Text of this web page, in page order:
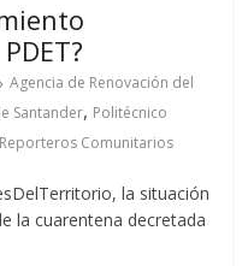
Agencia de Renovación del
Santander, Politécnico
Comunitarios
la situación
la cuarentena decretada